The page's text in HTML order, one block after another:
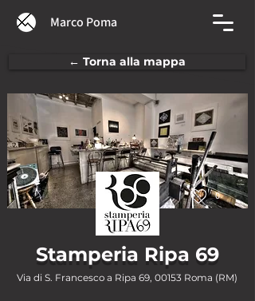
Marco Poma
← Torna alla mappa
0
Stamperia Ripa 69
Via di S. Francesco a Ripa 69, 00153 Roma (RM)